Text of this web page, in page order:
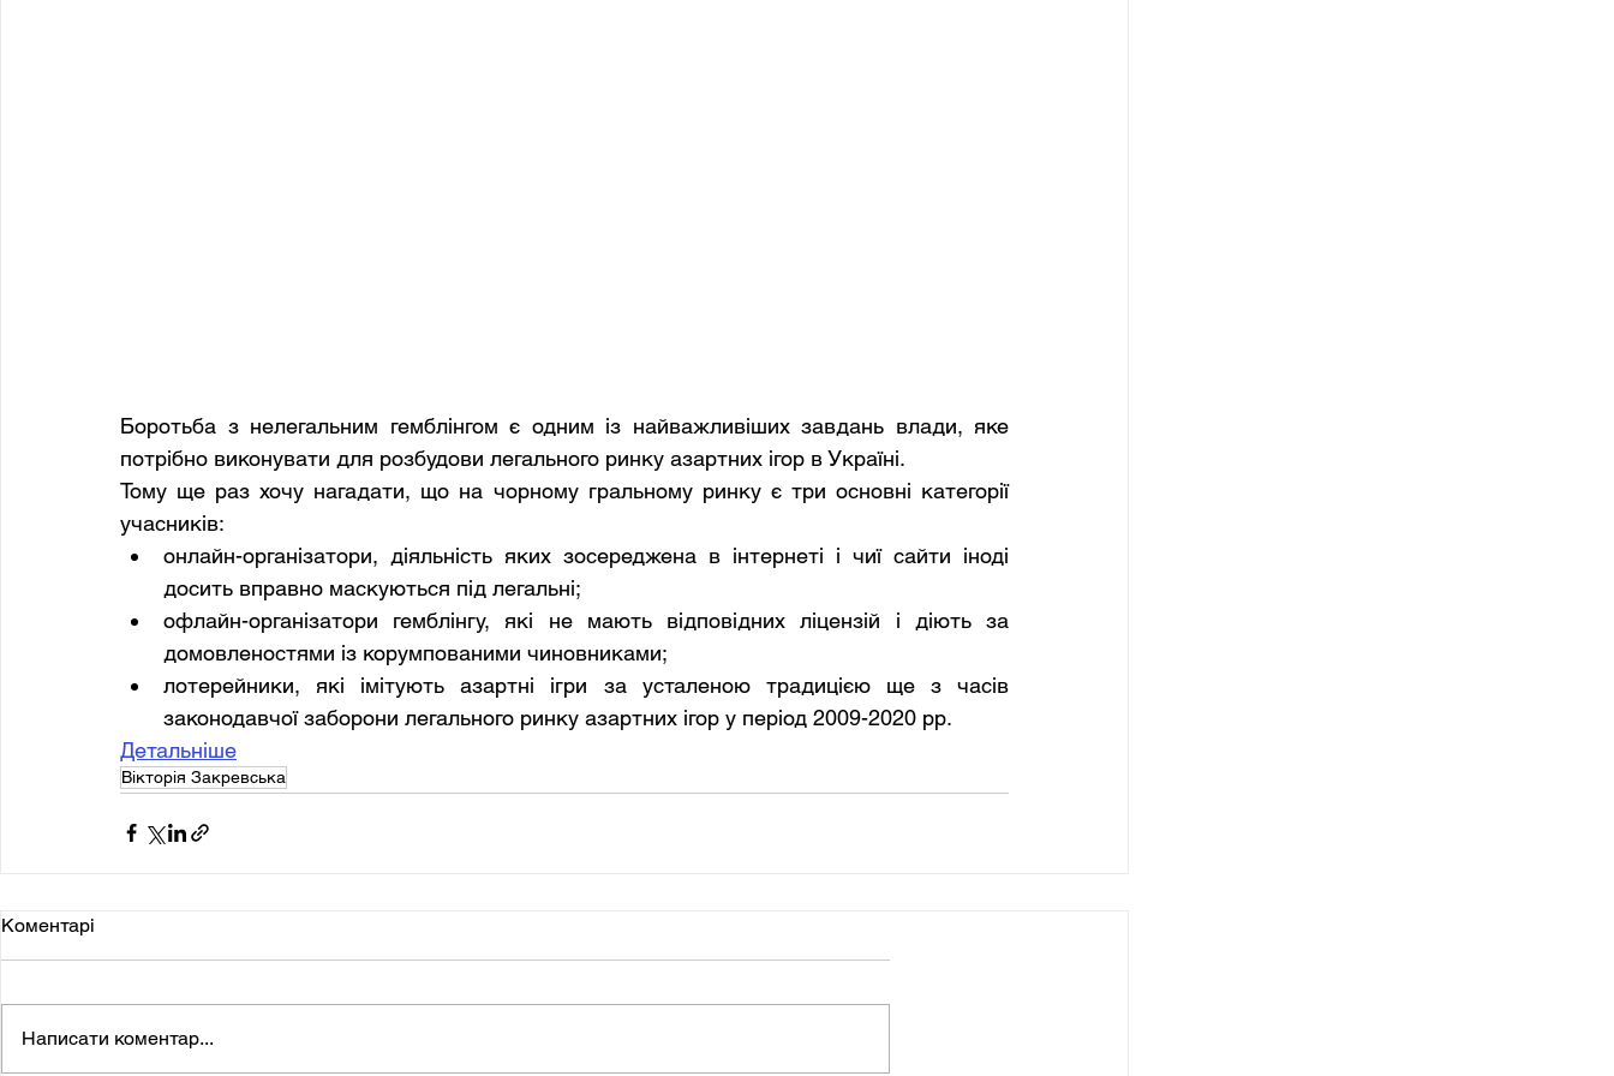
Боротьба з нелегальним гемблінгом є одним із найважливіших завдань влади, яке
потрібно виконувати для розбудови легального ринку азартних ігор в Україні.
Тому ще раз хочу нагадати, що на чорному гральному ринку є три основні категорії
учасників:
онлайн-організатори, діяльність яких зосереджена в інтернеті і чиї сайти іноді
досить вправно маскуються під легальні;
офлайн-організатори гемблінгу, які не мають відповідних ліцензій і діють за
домовленостями із корумпованими чиновниками;
лотерейники, які імітують азартні ігри за усталеною традицією ще з часів
законодавчої заборони легального ринку азартних ігор у період 2009-2020 рр.
Детальніше
Вікторія Закревська
Коментарі
Написати коментар...